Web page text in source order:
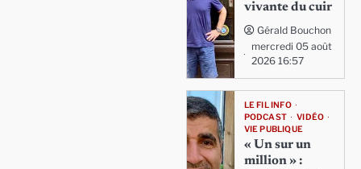
vivante du cuir
Gérald Bouchon
mercredi 05 août
2026 16:57
LE FIL INFO
PODCAST
VIDÉO
VIE PUBLIQUE
« Un sur un
million » :